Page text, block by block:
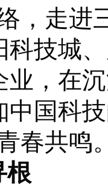
，走进
科技城
业，在
中国科
春共鸣
根